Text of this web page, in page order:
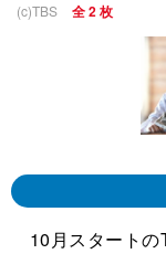
(c)TBS 全 2 枚
10月スタートの